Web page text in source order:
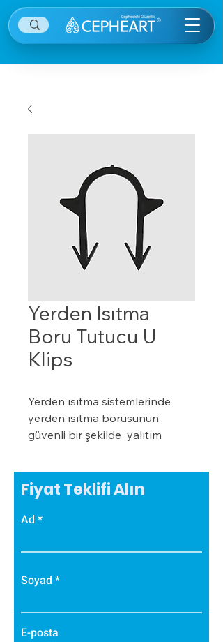
Yerden Isıtma
Boru Tutucu U
Klips
Yerden ısıtma sistemlerinde
yerden ısıtma borusunun
güvenli bir şekilde yalıtım
kullanılan plastik dübeldir.
Yerden ısıtma sistemlerinin
güvenli ve verimli bir şekilde
işleyebilmesi için mutlaka
gerekmektedir.
Fiyat Teklifi Alın
Ad
Soyad
E-posta